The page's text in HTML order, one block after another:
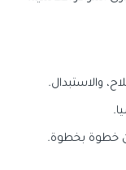
والاستبدال.
خطوة بخطوة.